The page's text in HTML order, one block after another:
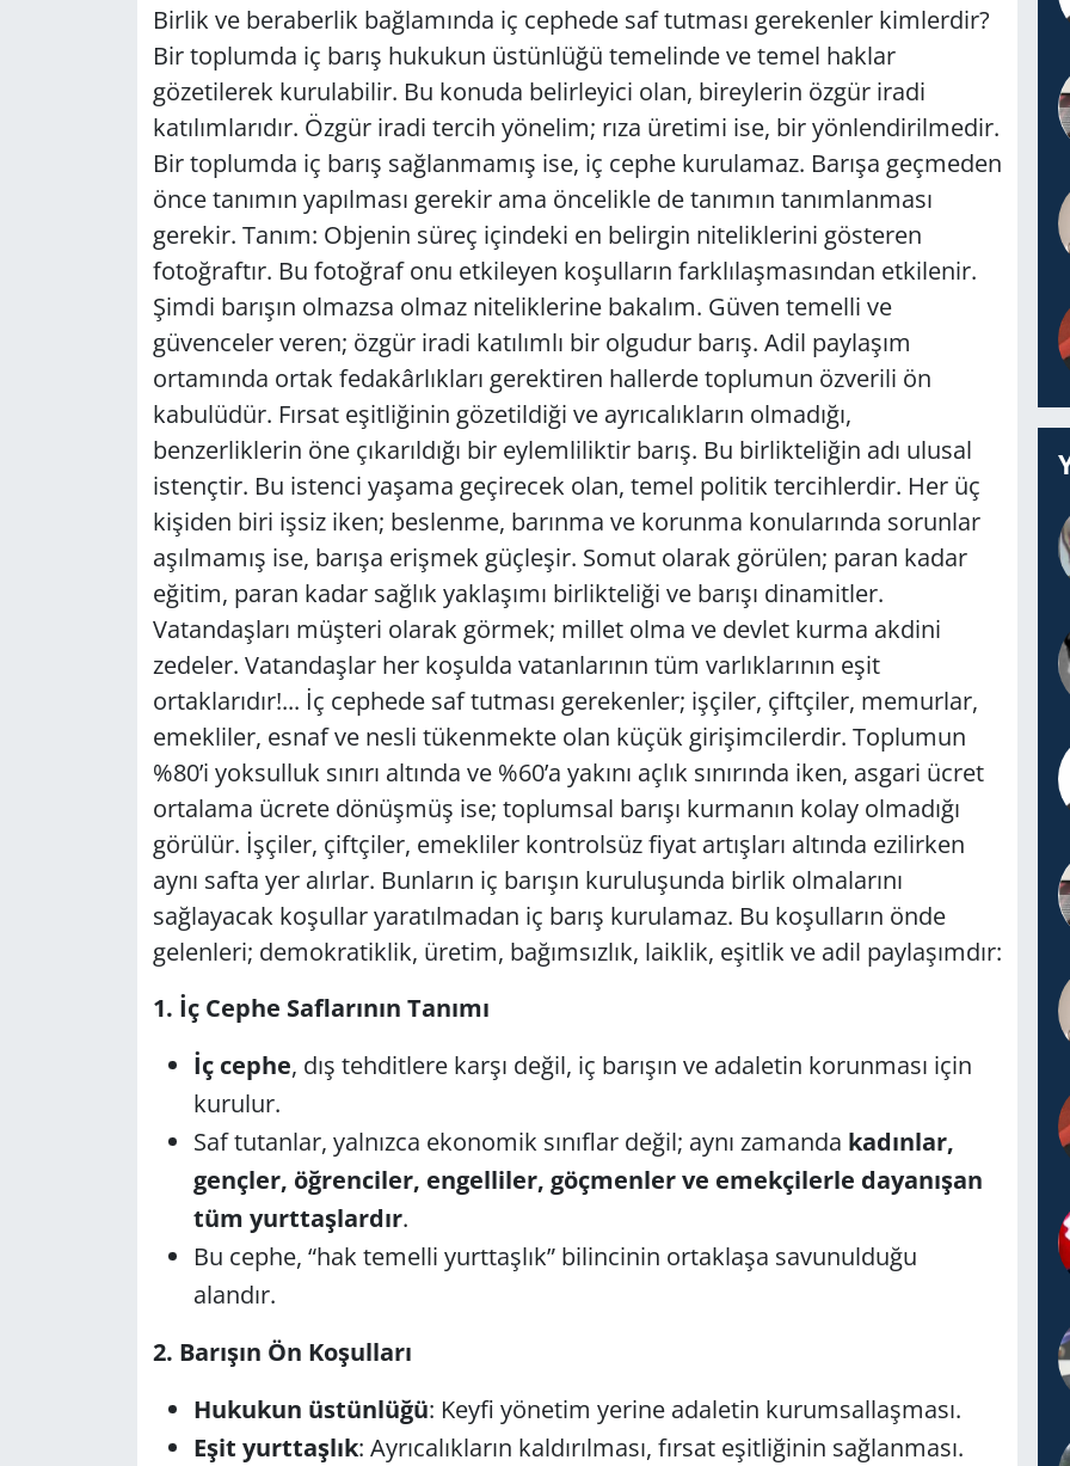
Birlik ve beraberlik bağlamında iç cephede saf tutması gerekenler kimlerdir?
Bir toplumda iç barış hukukun üstünlüğü temelinde ve temel haklar
gözetilerek kurulabilir. Bu konuda belirleyici olan, bireylerin özgür iradi
katılımlarıdır. Özgür iradi tercih yönelim; rıza üretimi ise, bir yönlendirilmedir.
Bir toplumda iç barış sağlanmamış ise, iç cephe kurulamaz. Barışa geçmeden
önce tanımın yapılması gerekir ama öncelikle de tanımın tanımlanması
gerekir. Tanım: Objenin süreç içindeki en belirgin niteliklerini gösteren
fotoğraftır. Bu fotoğraf onu etkileyen koşulların farklılaşmasından etkilenir.
Şimdi barışın olmazsa olmaz niteliklerine bakalım. Güven temelli ve
güvenceler veren; özgür iradi katılımlı bir olgudur barış. Adil paylaşım
ortamında ortak fedakârlıkları gerektiren hallerde toplumun özverili ön
kabulüdür. Fırsat eşitliğinin gözetildiği ve ayrıcalıkların olmadığı,
benzerliklerin öne çıkarıldığı bir eylemliliktir barış. Bu birlikteliğin adı ulusal
istençtir. Bu istenci yaşama geçirecek olan, temel politik tercihlerdir. Her üç
kişiden biri işsiz iken; beslenme, barınma ve korunma konularında sorunlar
aşılmamış ise, barışa erişmek güçleşir. Somut olarak görülen; paran kadar
eğitim, paran kadar sağlık yaklaşımı birlikteliği ve barışı dinamitler.
Vatandaşları müşteri olarak görmek; millet olma ve devlet kurma akdini
zedeler. Vatandaşlar her koşulda vatanlarının tüm varlıklarının eşit
ortaklarıdır!... İç cephede saf tutması gerekenler; işçiler, çiftçiler, memurlar,
emekliler, esnaf ve nesli tükenmekte olan küçük girişimcilerdir. Toplumun
%80’i yoksulluk sınırı altında ve %60’a yakını açlık sınırında iken, asgari ücret
ortalama ücrete dönüşmüş ise; toplumsal barışı kurmanın kolay olmadığı
görülür. İşçiler, çiftçiler, emekliler kontrolsüz fiyat artışları altında ezilirken
aynı safta yer alırlar. Bunların iç barışın kuruluşunda birlik olmalarını
sağlayacak koşullar yaratılmadan iç barış kurulamaz. Bu koşulların önde
gelenleri; demokratiklik, üretim, bağımsızlık, laiklik, eşitlik ve adil paylaşımdır:
1. İç Cephe Saflarının Tanımı
İç cephe, dış tehditlere karşı değil, iç barışın ve adaletin korunması için
kurulur.
Saf tutanlar, yalnızca ekonomik sınıflar değil; aynı zamanda kadınlar,
gençler, öğrenciler, engelliler, göçmenler ve emekçilerle dayanışan
tüm yurttaşlardır.
Bu cephe, “hak temelli yurttaşlık” bilincinin ortaklaşa savunulduğu
alandır.
2. Barışın Ön Koşulları
Hukukun üstünlüğü: Keyfi yönetim yerine adaletin kurumsallaşması.
Eşit yurttaşlık: Ayrıcalıkların kaldırılması, fırsat eşitliğinin sağlanması.
GÜNDEM
HABERDE İNSAN
KÜLTÜR SANAT
MAGAZİN
POLİTİKA
RESMİ İLANLAR